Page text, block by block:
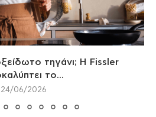
τηγάνι; Η Fissler
το...
24/06/2026